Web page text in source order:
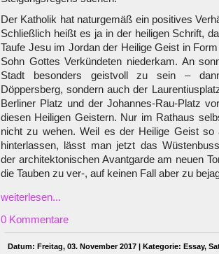
Der Katholik hat naturgemäß ein positives
Schließlich heißt es ja in der heiligen Schrift,
Taufe Jesu im Jordan der Heilige Geist in
Sohn Gottes Verkündeten niederkam. An
Stadt besonders geistvoll zu sein –
Döppersberg, sondern auch der
Berliner Platz und der Johannes-Rau-Platz
diesen Heiligen Geistern. Nur im Rathaus
nicht zu wehen. Weil es der Heilige Geist
hinterlassen, lässt man jetzt das
der architektonischen Avantgarde am neuen
die Tauben zu ver-, auf keinen Fall aber zu
weiterlesen...
0 Kommentare
Datum: Freitag, 03. November 2017 | Kategorie: Essay,